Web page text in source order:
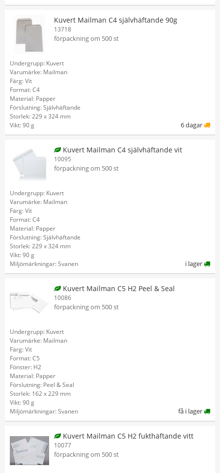
Kuvert Mailman C4 självhäftande 90g
13718
förpackning om 500 st
Undergrupp: Kuvert
Varumärke: Mailman
Färg: Vit
Format: C4
Material: Papper
Förslutning: Självhäftande
Storlek: 229 x 324 mm
Vikt: 90 g
6 dagar
Kuvert Mailman C4 självhäftande vit
10095
förpackning om 500 st
Undergrupp: Kuvert
Varumärke: Mailman
Färg: Vit
Format: C4
Material: Papper
Förslutning: Självhäftande
Storlek: 229 x 324 mm
Vikt: 90 g
Miljömärkningar: Svanen
i lager
Kuvert Mailman C5 H2 Peel & Seal
10086
förpackning om 500 st
Undergrupp: Kuvert
Varumärke: Mailman
Färg: Vit
Format: C5
Fönster: H2
Material: Papper
Förslutning: Peel & Seal
Storlek: 162 x 229 mm
Vikt: 90 g
Miljömärkningar: Svanen
få i lager
Kuvert Mailman C5 H2 fukthäftande vitt
10077
förpackning om 500 st